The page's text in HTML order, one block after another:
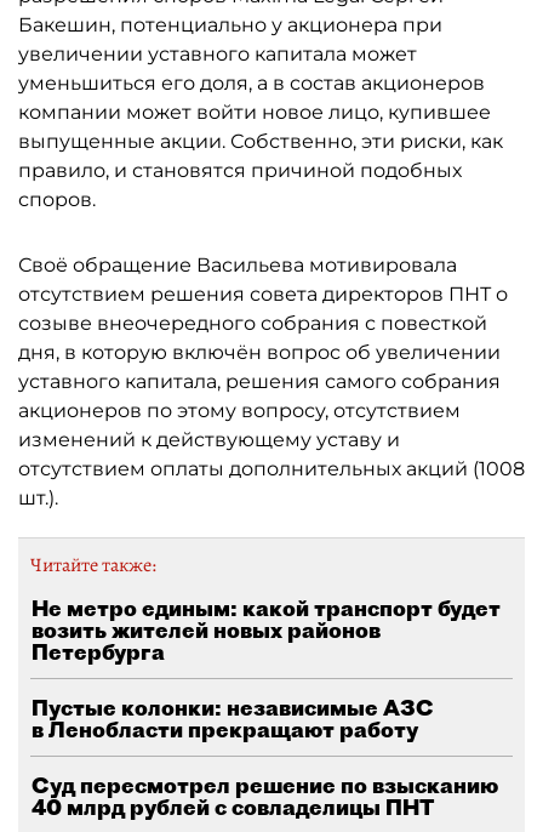
Бакешин, потенциально у акционера при
увеличении уставного капитала может
уменьшиться его доля, а в состав акционеров
компании может войти новое лицо, купившее
выпущенные акции. Собственно, эти риски, как
правило, и становятся причиной подобных
споров.
Своё обращение Васильева мотивировала
отсутствием решения совета директоров ПНТ о
созыве внеочередного собрания с повесткой
дня, в которую включён вопрос об увеличении
уставного капитала, решения самого собрания
акционеров по этому вопросу, отсутствием
изменений к действующему уставу и
отсутствием оплаты дополнительных акций (1008
шт.).
Читайте также:
Не метро единым: какой транспорт будет
возить жителей новых районов
Петербурга
Пустые колонки: независимые АЗС
в Ленобласти прекращают работу
Суд пересмотрел решение по взысканию
40 млрд рублей с совладелицы ПНТ